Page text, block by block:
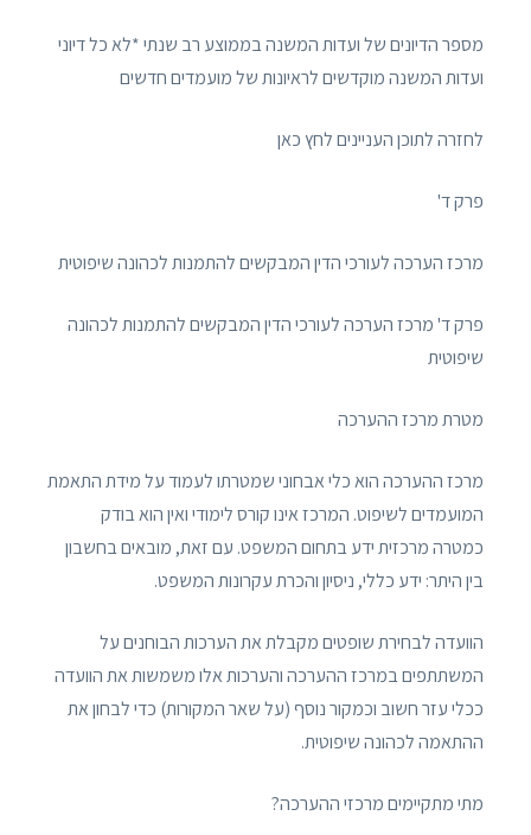
מספר הדיונים של ועדות המשנה בממוצע רב שנתי *לא כל דיוני
ועדות המשנה מוקדשים לראיונות של מועמדים חדשים
לחזרה לתוכן העניינים לחץ כאן
פרק ד'
מרכז הערכה לעורכי הדין המבקשים להתמנות לכהונה שיפוטית
פרק ד' מרכז הערכה לעורכי הדין המבקשים להתמנות לכהונה
שיפוטית
מטרת מרכז ההערכה
מרכז ההערכה הוא כלי אבחוני שמטרתו לעמוד על מידת התאמת
המועמדים לשיפוט. המרכז אינו קורס לימודי ואין הוא בודק
כמטרה מרכזית ידע בתחום המשפט. עם זאת, מובאים בחשבון
בין היתר: ידע כללי, ניסיון והכרת עקרונות המשפט.
הוועדה לבחירת שופטים מקבלת את הערכות הבוחנים על
המשתתפים במרכז ההערכה והערכות אלו משמשות את הוועדה
ככלי עזר חשוב וכמקור נוסף (על שאר המקורות) כדי לבחון את
ההתאמה לכהונה שיפוטית.
מתי מתקיימים מרכזי ההערכה?